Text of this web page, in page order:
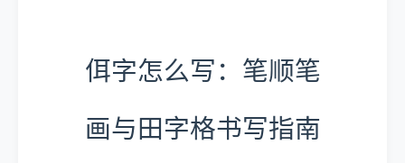
佴字怎么写：笔顺笔
画与田字格书写指南